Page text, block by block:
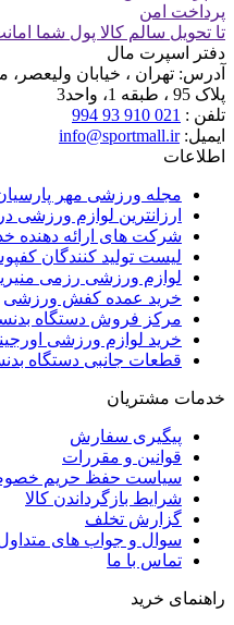
پرداخت امن
تا تحویل سالم کالا پول شما
دفتر اسپرت مال
آدرس: تهران ، خیابان ولیعصر،
پلاک 95 ، طبقه 1، واحد3
تلفن : 021 910 93 994
ایمیل:info@sportmall.ir
اطلاعات
مجله ورزشی مهر
ارزانترین لوازم ورزشی
شرکت های ارائه دهنده
لیست تولید کنندگان
لوازم ورزشی رزمی
خرید عمده کفش ورزشی
مرکز فروش دستگاه
خرید لوازم ورزشی
قطعات جانبی دستگاه
خدمات مشتریان
پیگیری سفارش
قوانین و مقررات
سیاست حفظ حریم
شرایط بازگرداندن کالا
گزارش تخلف
سوال و جواب های
تماس با ما
راهنمای خرید